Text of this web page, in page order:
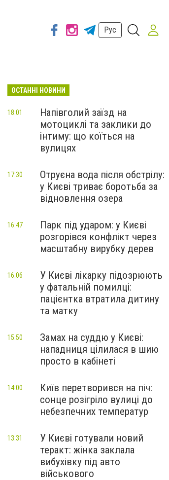
Рус
ОСТАННІ НОВИНИ
Напівголий заїзд на
мотоциклі та заклики до
інтиму: що коїться на
вулицях
18:01
Отруєна вода після обстрілу:
у Києві триває боротьба за
відновлення озера
17:30
Парк під ударом: у Києві
розгорівся конфлікт через
масштабну вирубку дерев
16:47
У Києві лікарку підозрюють
у фатальній помилці:
пацієнтка втратила дитину
та матку
16:06
Замах на суддю у Києві:
нападниця цілилася в шию
просто в кабінеті
15:50
Київ перетворився на піч:
сонце розігріло вулиці до
небезпечних температур
14:00
У Києві готували новий
теракт: жінка заклала
вибухівку під авто
військового
13:31